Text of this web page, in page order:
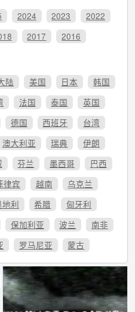
2024 2023
2022
2017
2016
陆 美国 日本
韩国
法国 泰国
英国
德国 西班牙
台湾
澳大利亚 瑞典
伊朗
芬兰 墨西哥
巴西
律宾 越南
乌克兰
地利 希腊
匈牙利
保加利亚 波兰
南非
罗马尼亚 蒙古